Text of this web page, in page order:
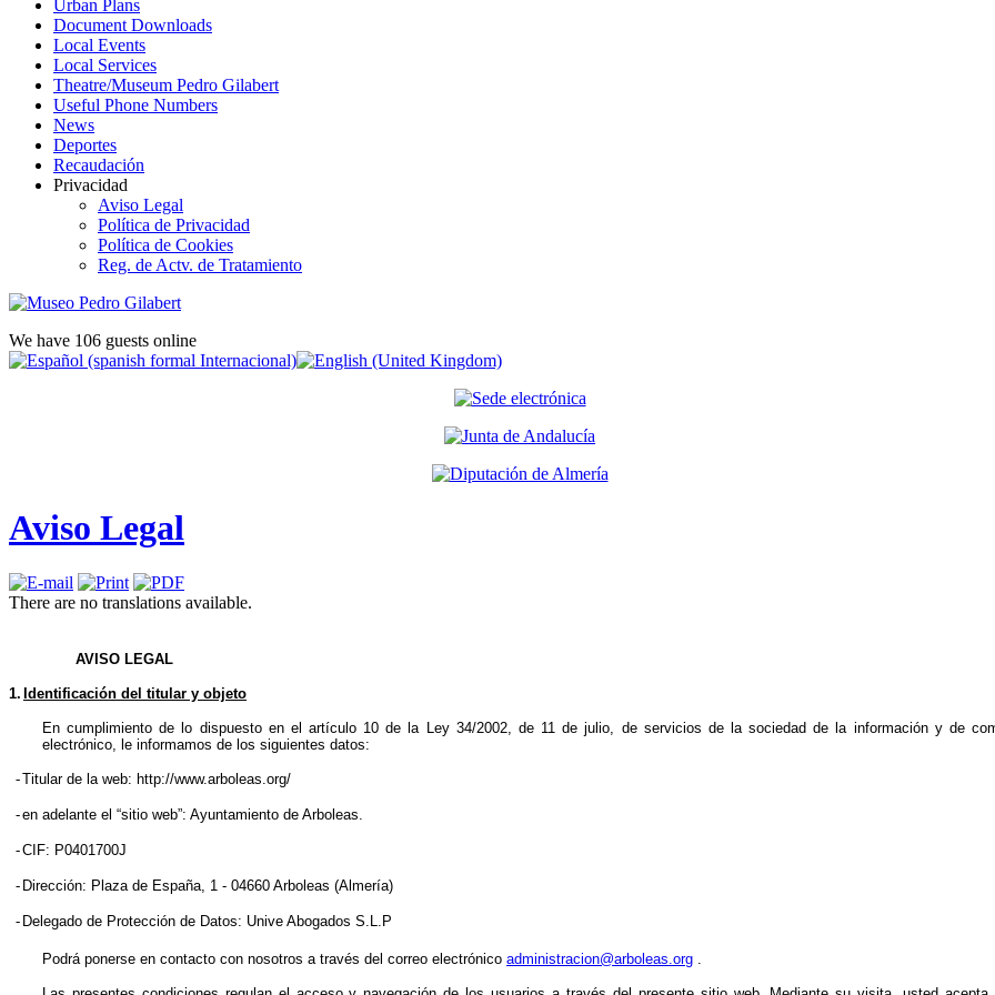
Urban Plans
Document Downloads
Local Events
Local Services
Theatre/Museum Pedro Gilabert
Useful Phone Numbers
News
Deportes
Recaudación
Privacidad
Aviso Legal
Política de Privacidad
Política de Cookies
Reg. de Actv. de Tratamiento
We have 106 guests online
Aviso Legal
There are no translations available.
AVISO LEGAL
1. Identificación del titular y objeto
En cumplimiento de lo dispuesto en el artículo 10 de la Ley 34/2002, de 11 de julio, de servicios de la sociedad de la información y de
electrónico, le informamos de los siguientes datos:
-Titular de la web: http://www.arboleas.org/
-en adelante el “sitio web”: Ayuntamiento de Arboleas.
-CIF: P0401700J
- Dirección: Plaza de España, 1 - 04660 Arboleas (Almería)
- Delegado de Protección de Datos: Unive Abogados S.L.P
Podrá ponerse en contacto con nosotros a través del correo electrónico administracion@arboleas.org